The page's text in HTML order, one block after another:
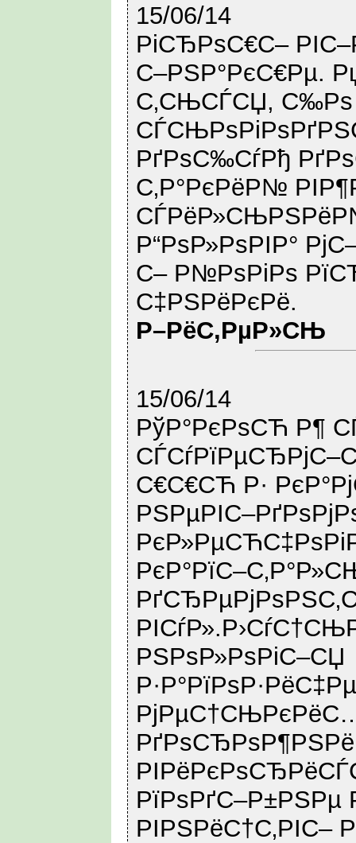
15/06/14
РіСЂРѕС€С–
С–РЅР°РєС€Рµ.
С‚СЊСЃСЏ, С‰Рѕ
РґРѕС‰СѓРђ
С‚Р°РєРёР№
Р“РѕР»РѕРІР°
С– Р№РѕРіРѕ
С‡РЅРёРєРё.
Р–РёС‚РµР»СЊ
15/06/14
РўР°РєРѕСЋ Р¶
С€С€СЋ Р·
РЅРѕР»РѕРіС–СЏ
РїРѕРґС–Р±РЅРµ
РІРЅРёС†С‚РІС–